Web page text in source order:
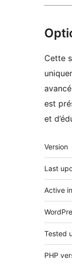
Cette
est
et
Méta
Version
Last
Active
Tested
PHP